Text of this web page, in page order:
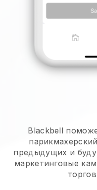
Blackbell
предыдущих и
маркетинговые